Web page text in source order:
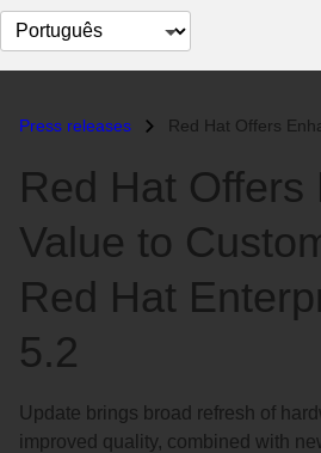
Selecionar
idioma
Press releases Red Hat Offers Enhanced Value
Red Hat Offers
Value to
Red Hat
5.2
Update brings broad refresh of
improved quality, combined with